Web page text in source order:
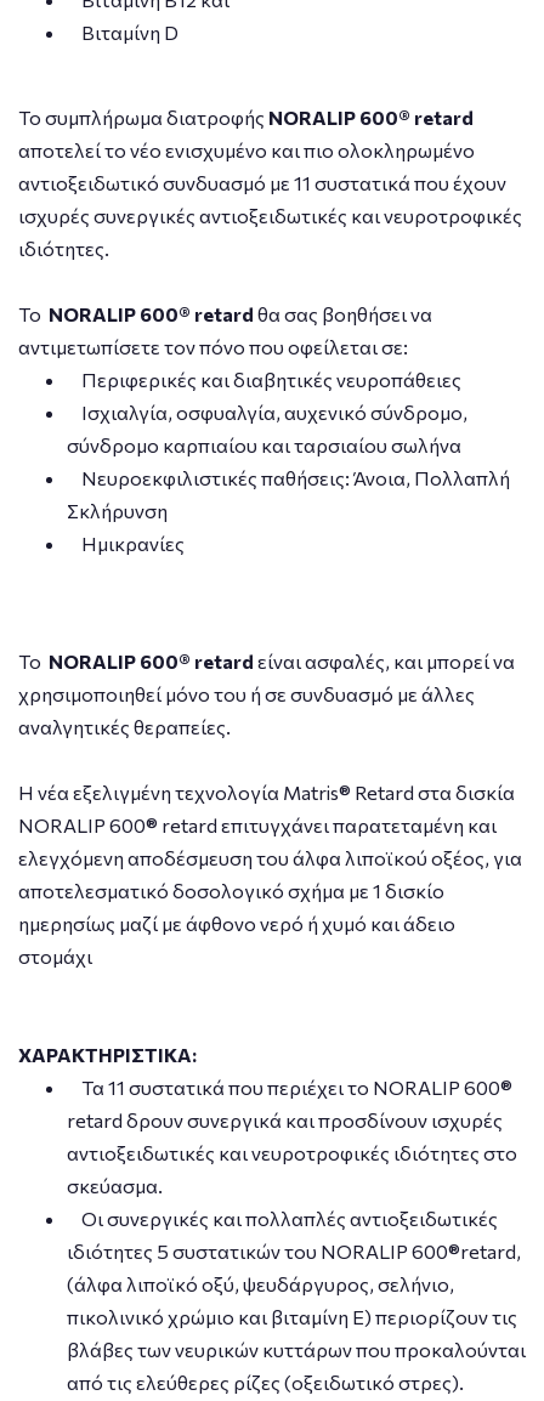
Βιταμίνη D
Το συμπλήρωμα διατροφής NORALIP 600® retard
αποτελεί το νέο ενισχυμένο και πιο ολοκληρωμένο
αντιοξειδωτικό συνδυασμό με 11 συστατικά που έχουν
ισχυρές συνεργικές αντιοξειδωτικές και νευροτροφικές
ιδιότητες.
Το NORALIP 600® retard θα σας βοηθήσει να
αντιμετωπίσετε τον πόνο που οφείλεται σε:
Περιφερικές και διαβητικές νευροπάθειες
Ισχιαλγία, οσφυαλγία, αυχενικό σύνδρομο,
σύνδρομο καρπιαίου και ταρσιαίου σωλήνα
Νευροεκφιλιστικές παθήσεις: Άνοια, Πολλαπλή
Σκλήρυνση
Ημικρανίες
Το NORALIP 600® retard είναι ασφαλές, και μπορεί να
χρησιμοποιηθεί μόνο του ή σε συνδυασμό με άλλες
αναλγητικές θεραπείες.
Η νέα εξελιγμένη τεχνολογία Matris® Retard στα δισκία
NORALIP 600® retard επιτυγχάνει παρατεταμένη και
ελεγχόμενη αποδέσμευση του άλφα λιποϊκού οξέος, για
αποτελεσματικό δοσολογικό σχήμα με 1 δισκίο
ημερησίως μαζί με άφθονο νερό ή χυμό και άδειο
στομάχι
ΧΑΡΑΚΤΗΡΙΣΤΙΚΑ:
Τα 11 συστατικά που περιέχει το NORALIP 600®
retard δρουν συνεργικά και προσδίνουν ισχυρές
αντιοξειδωτικές και νευροτροφικές ιδιότητες στο
σκεύασμα.
Οι συνεργικές και πολλαπλές αντιοξειδωτικές
ιδιότητες 5 συστατικών του NORALIP 600®retard,
(άλφα λιποϊκό οξύ, ψευδάργυρος, σελήνιο,
πικολινικό χρώμιο και βιταμίνη Ε) περιορίζουν τις
βλάβες των νευρικών κυττάρων που προκαλούνται
από τις ελεύθερες ρίζες (οξειδωτικό στρες).